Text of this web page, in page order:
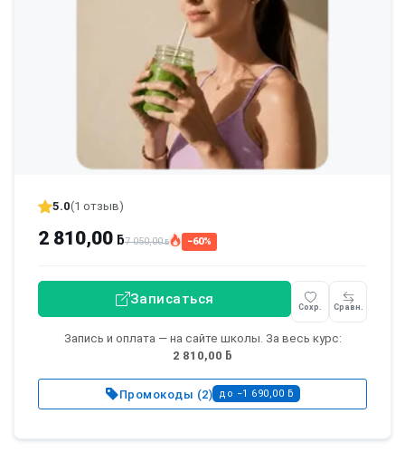
5.0(1 отзыв)
2 810,00ƃ7 050,00ƃ −60%
Записаться Сохр. Сравн.
Запись и оплата — на сайте школы. За весь курс:
2 810,00 ƃ
Промокоды (2) до −1 690,00 ƃ